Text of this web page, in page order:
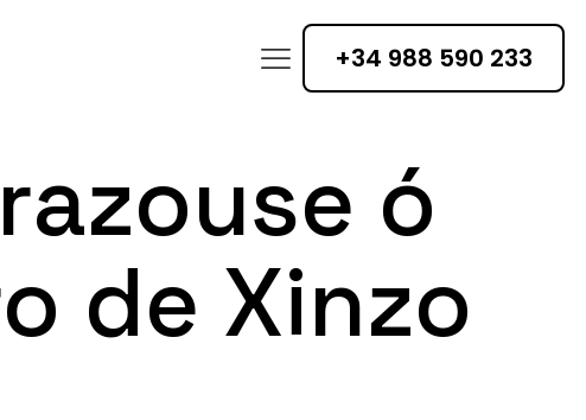
+34 988 590 233
ó
de Xinzo